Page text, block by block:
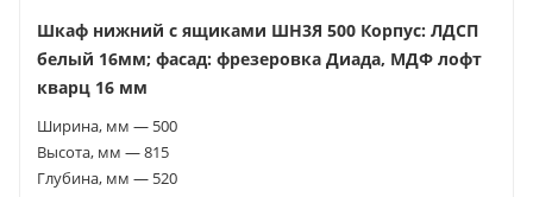
Шкаф нижний с ящиками ШН3Я 500 Корпус: ЛДСП
белый 16мм; фасад: фрезеровка Диада, МДФ лофт
кварц 16 мм
Ширина, мм — 500
Высота, мм — 815
Глубина, мм — 520